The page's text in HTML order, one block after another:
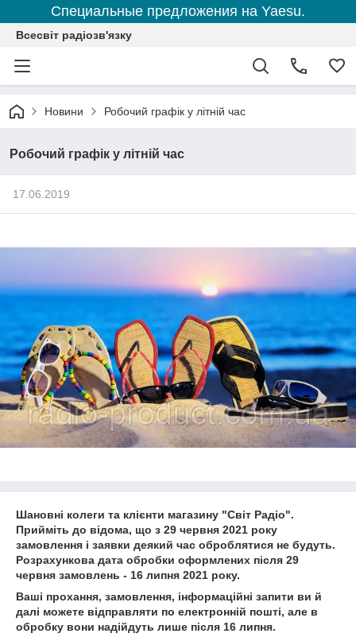
Специальные предложения на Yaesu.
Всесвіт радіозв'язку
Новини Робочий графік у літній час
Робочий графік у літній час
17.06.2019
Шановні колеги та клієнти магазину "Світ Радіо".
Прийміть до відома, що з 29 червня 2021 року
замовлення і заявки деякий час оброблятися не будуть.
Розрахункова дата обробки оформлених після 29
червня замовлень - 16 липня 2021 року.
Ваші прохання, замовлення, інформаційні запити ви й
далі можете відправляти по електронній пошті, але в
обробку вони надійдуть лише після 16 липня.